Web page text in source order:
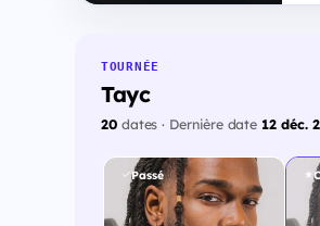
TOURNÉE
Tayc
20dates · Dernière date 12 déc.
Passé